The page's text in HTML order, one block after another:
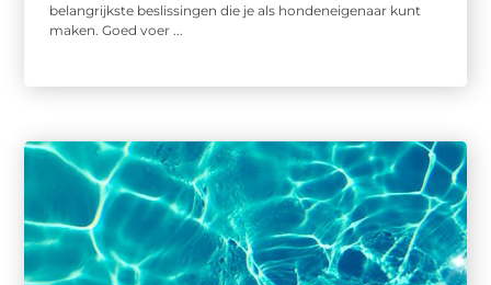
belangrijkste beslissingen die je als hondeneigenaar kunt
maken. Goed voer ...